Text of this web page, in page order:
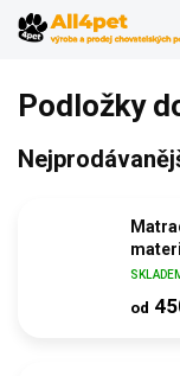
Přejít
Podložky
od